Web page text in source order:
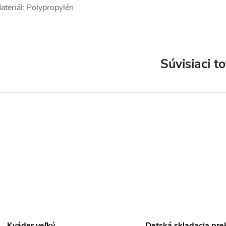
Polypropylén
Súvisiaci